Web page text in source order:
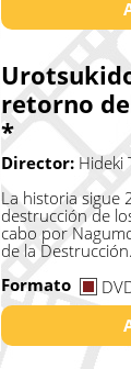
retorno
*
Director: Hideki
La historia sigue
destrucción de
cabo por
de la
Formato